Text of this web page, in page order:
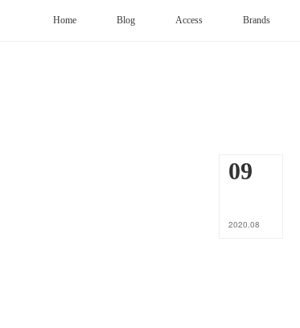
Home Blog Access Brands
09
2020.08